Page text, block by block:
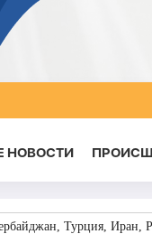
НОВОСТИ
Турция, Иран,